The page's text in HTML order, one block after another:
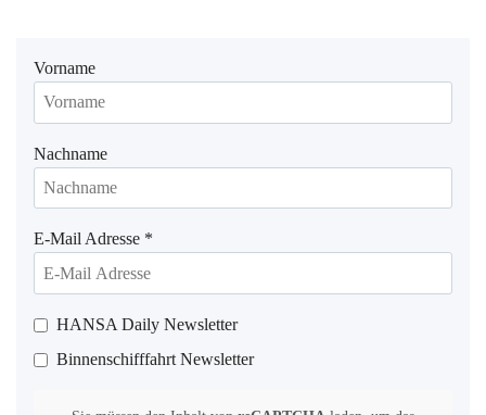
Vorname
Nachname
E-Mail Adresse *
HANSA Daily Newsletter
Binnenschifffahrt Newsletter